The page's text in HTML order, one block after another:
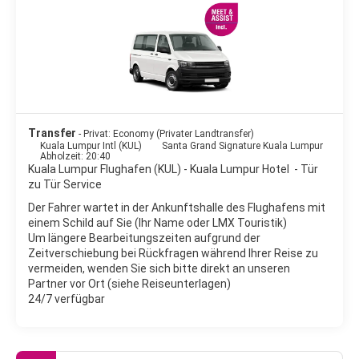
unverwechselbaren Charme und die Atmosphäre der Stadt
ausmachen. Gefeiert wird auch gerne: Ob traditionelles,
zumeist religiöses Fest oder einfach Bar-Hopping und Party in
einer der angesagten Locations im Zentrum oder im Trend-
Viertel Bangsar – Kuala Lumpur hat Einiges zu bieten!
sich der Bintang Walk, eine Flaniermeile mit Hotels, Boutiquen,
Straßencafés und Shopping Malls. Nach Norden setzt sich das
"Goldene Dreieck" fort; hier befindet sich nach dem
chinesischen Feng Shui der Bauch des Drachen, wo Wohlstand
weltbekannten Petronas Towers.
In Kuala Lumpur herrscht ganzjährig ein warmes, feuchtes
Klima. Während des Monsuns, etwa von April bis Oktober, fällt
der meiste Niederschlag, in der Regel in Form von heftigen, aber
Transfer - Privat: Economy (Privater Landtransfer)
Kuala Lumpur Intl (KUL)
Santa Grand Signature Kuala Lumpur
Abholzeit: 20:40
Kuala Lumpur Flughafen (KUL) - Kuala Lumpur Hotel - Tür
zu Tür Service
Der Fahrer wartet in der Ankunftshalle des Flughafens mit
einem Schild auf Sie (Ihr Name oder LMX Touristik)
Um längere Bearbeitungszeiten aufgrund der
Zeitverschiebung bei Rückfragen während Ihrer Reise zu
vermeiden, wenden Sie sich bitte direkt an unseren
Partner vor Ort (siehe Reiseunterlagen)
24/7 verfügbar